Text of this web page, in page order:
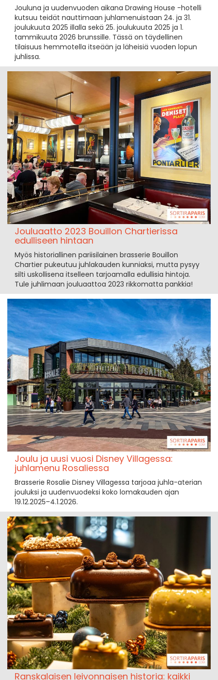
Jouluna ja uudenvuoden aikana Drawing House -hotelli
kutsuu teidät nauttimaan juhlamenuistaan 24. ja 31.
joulukuuta 2025 illalla sekä 25. joulukuuta 2025 ja 1.
tammikuuta 2026 brunssille. Tässä on täydellinen
tilaisuus hemmotella itseään ja läheisiä vuoden lopun
juhlissa.
Jouluaatto 2023 Bouillon Chartierissa
edulliseen hintaan
Myös historiallinen pariisilainen brasserie Bouillon
Chartier pukeutuu juhlakauden kunniaksi, mutta pysyy
silti uskollisena itselleen tarjoamalla edullisia hintoja.
Tule juhlimaan jouluaattoa 2023 rikkomatta pankkia!
Joulu ja uusi vuosi Disney Villagessa:
juhlamenu Rosaliessa
Brasserie Rosalie Disney Villagessa tarjoaa juhla-aterian
jouluksi ja uudenvuodeksi koko lomakauden ajan
19.12.2025–4.1.2026.
Ranskalaisen leivonnaisen historia: kaikki